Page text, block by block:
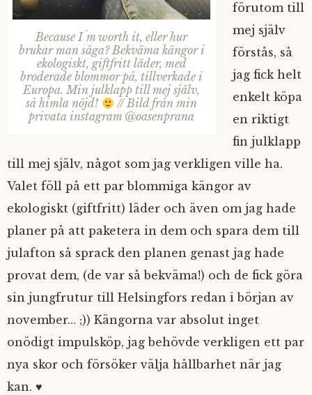
Because I´m worth it, eller hur
brukar man säga? Bekväma kängor i
ekologiskt, giftfritt läder, med
broderade blommor på, tillverkade i
Europa. Min julklapp till mej själv,
så himla nöjd!
// Bild från min
privata instagram @oasenprana
förutom till
mej själv
förstås, så
jag fick helt
enkelt köpa
en riktigt
fin julklapp
till mej själv, något som jag verkligen ville ha.
Valet föll på ett par blommiga kängor av
ekologiskt (giftfritt) läder och även om jag hade
planer på att paketera in dem och spara dem till
julafton så sprack den planen genast jag hade
provat dem, (de var så bekväma!) och de fick göra
sin jungfrutur till Helsingfors redan i början av
november… ;)) Kängorna var absolut inget
onödigt impulsköp, jag behövde verkligen ett par
nya skor och försöker välja hållbarhet när jag
kan. ♥